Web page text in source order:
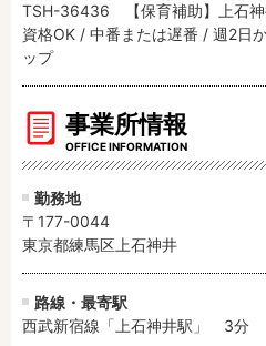
TSH-36436 【保育補助】上石神
資格OK / 中番または遅番 / 週2日
ップ
事業所情報
OFFICE INFORMATION
勤務地
〒177-0044
東京都練馬区上石神井
路線・最寄駅
西武新宿線「上石神井駅」　3分